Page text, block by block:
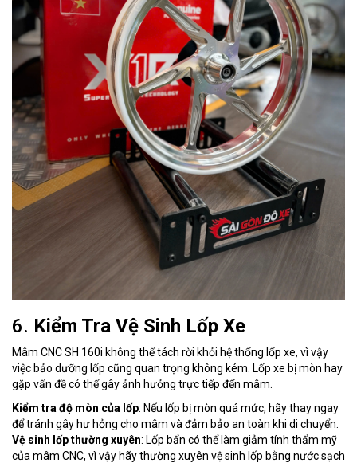
6. Kiểm Tra Vệ Sinh Lốp Xe
Mâm CNC SH 160i không thể tách rời khỏi hệ thống lốp xe, vì vậy
việc bảo dưỡng lốp cũng quan trọng không kém. Lốp xe bị mòn hay
gặp vấn đề có thể gây ảnh hưởng trực tiếp đến mâm.
Kiểm tra độ mòn của lốp: Nếu lốp bị mòn quá mức, hãy thay ngay
để tránh gây hư hỏng cho mâm và đảm bảo an toàn khi di chuyển.
Vệ sinh lốp thường xuyên: Lốp bẩn có thể làm giảm tính thẩm mỹ
của mâm CNC, vì vậy hãy thường xuyên vệ sinh lốp bằng nước sạch